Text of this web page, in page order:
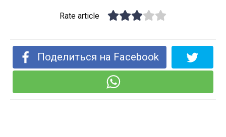
Rate article
Поделиться на Facebook